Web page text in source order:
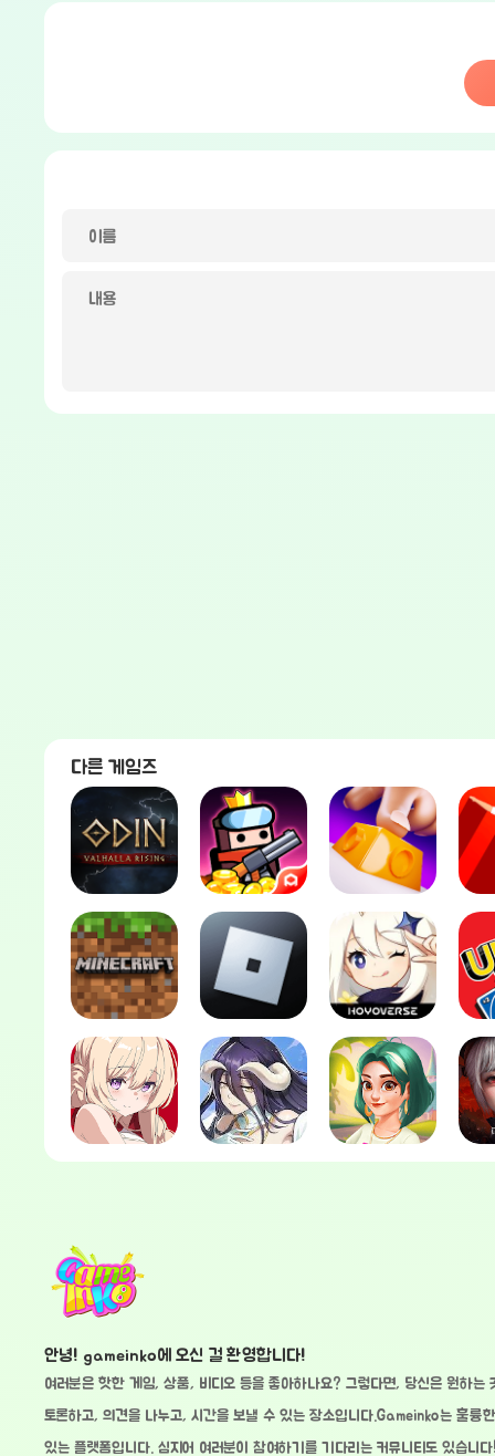
다른 게임즈
안녕! gameinko에 오신 걸 환영합니다!
여러분은 핫한 게임, 상품, 비디오 등을 좋아하나요? 그렇다면, 당신은 원하는
토론하고, 의견을 나누고, 시간을 보낼 수 있는 장소입니다.Gameinko는 훌륭
있는 플랫폼입니다. 심지어 여러분이 참여하기를 기다리는 커뮤니티도 있습